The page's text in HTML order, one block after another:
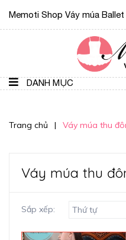
Memoti Shop Váy múa Ballet
DANH MỤC
Trang chủ | Váy múa thu
Váy múa thu
Sắp xếp: Thứ tự